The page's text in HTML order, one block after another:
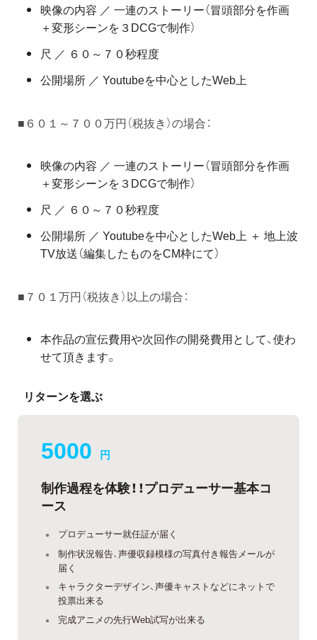
映像の内容 ／ 一連のストーリー（冒頭部分を作画
＋変形シーンを３DCGで制作）
尺 ／ ６０～７０秒程度
公開場所 ／ Youtubeを中心としたWeb上
■６０１～７００万円（税抜き）の場合：
映像の内容 ／ 一連のストーリー（冒頭部分を作画
＋変形シーンを３DCGで制作）
尺 ／ ６０～７０秒程度
公開場所 ／ Youtubeを中心としたWeb上 ＋ 地上波
TV放送（編集したものをCM枠にて）
■７０１万円（税抜き）以上の場合：
本作品の宣伝費用や次回作の開発費用として、使わ
せて頂きます。
リターンを選ぶ
5000 円
制作過程を体験！！プロデューサー基本コ
ース
プロデューサー就任証が届く
制作状況報告、声優収録模様の写真付き報告メールが
届く
キャラクターデザイン、声優キャストなどにネットで
投票出来る
完成アニメの先行Web試写が出来る